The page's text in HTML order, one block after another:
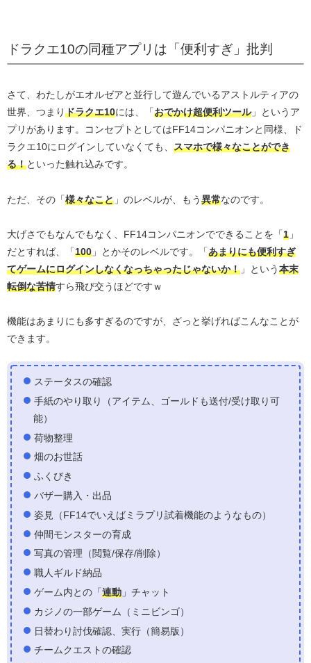
ドラクエ10の同種アプリは「便利すぎ」批判
さて、わたしがエオルゼアと並行して遊んでいるアストルティアの
世界、つまりドラクエ10には、「おでかけ超便利ツール」というア
プリがあります。コンセプトとしてはFF14コンパニオンと同様、ド
ラクエ10にログインしていなくても、 スマホで様々なことができ
る！といった触れ込みです。
ただ、その「様々なこと 」のレベルが、もう異常なのです。
大げさでもなんでもなく、FF14コンパニオンでできることを「1 」
だとすれば、「100 」とかそのレベルです。「あまりにも便利すぎ
てゲームにログインしなくなっちゃったじゃないか！ 」という本末
転倒な苦情すら飛び交うほどですｗ
機能はあまりにも多すぎるのですが、ざっと挙げればこんなことが
できます。
ステータスの確認
手紙のやり取り（アイテム、ゴールドも送付/受け取り可
能）
荷物整理
畑のお世話
ふくびき
バザー購入・出品
姿見（FF14でいえばミラプリ試着機能のようなもの）
仲間モンスターの育成
写真の管理（閲覧/保存/削除）
職人ギルド納品
ゲーム内との「連動」チャット
カジノの一部ゲーム（ミニビンゴ）
日替わり討伐確認、実行（簡易版）
チームクエストの確認